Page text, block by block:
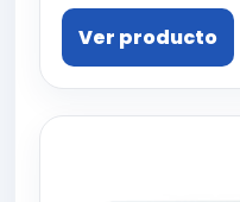
Ver producto